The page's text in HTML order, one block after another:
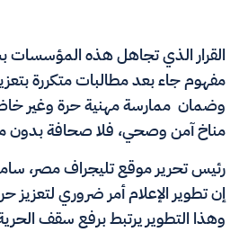
القرار الذي تجاهل هذه المؤسسات
مفهوم جاء بعد مطالبات متكررة
وضمان ممارسة مهنية حرة وغير
مناخ آمن وصحي، فلا صحافة بدون
رئيس تحرير موقع تليجراف مصر،
إن تطوير الإعلام أمر ضروري لتعزيز
وهذا التطوير يرتبط برفع سقف